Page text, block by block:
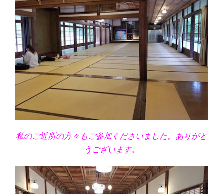
私のご近所の方々もご参加くださいました。ありがと
うございます。